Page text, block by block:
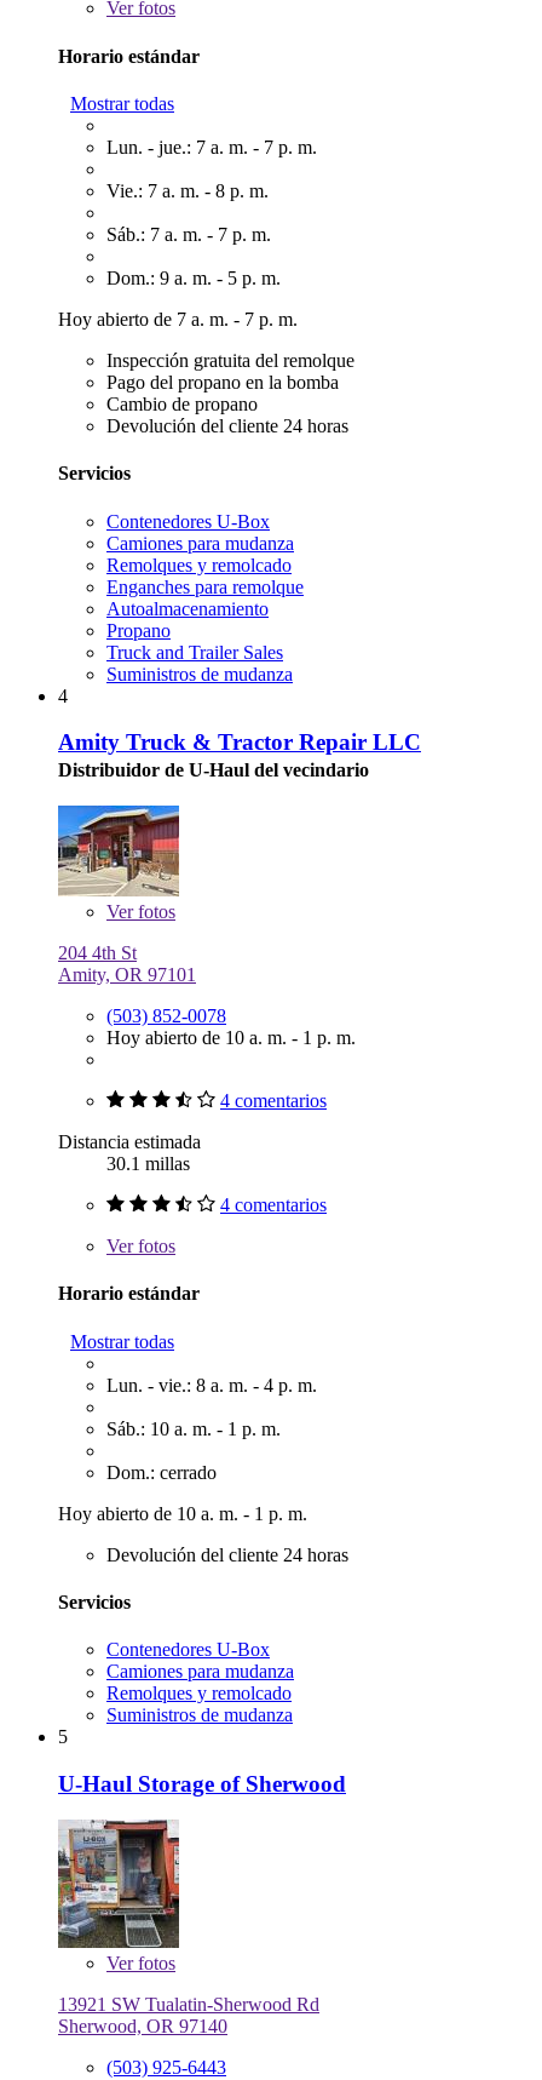
Verfotos
Horario estándar
Mostrar todas
Lun. - jue.: 7 a. m. - 7 p. m.
Vie.: 7 a. m. - 8 p. m.
Sáb.: 7 a. m. - 7 p. m.
Dom.: 9 a. m. - 5 p. m.
Hoy abierto de 7 a. m. - 7 p. m.
Inspección gratuita del remolque
Pago del propano en la bomba
Cambio de propano
Devolución del cliente 24 horas
Servicios
Contenedores U-Box
Camiones para mudanza
Remolques y remolcado
Enganches para remolque
Autoalmacenamiento
Propano
Truck and Trailer Sales
Suministros de mudanza
4
Amity Truck & Tractor Repair LLC
Distribuidor de U-Haul del vecindario
Verfotos
204 4th St
Amity, OR 97101
(503) 852-0078
Hoy abierto de 10 a. m. - 1 p. m.
4 comentarios
Distancia estimada
30.1 millas
4 comentarios
Verfotos
Horario estándar
Mostrar todas
Lun. - vie.: 8 a. m. - 4 p. m.
Sáb.: 10 a. m. - 1 p. m.
Dom.: cerrado
Hoy abierto de 10 a. m. - 1 p. m.
Devolución del cliente 24 horas
Servicios
Contenedores U-Box
Camiones para mudanza
Remolques y remolcado
Suministros de mudanza
5
U-Haul Storage of Sherwood
Verfotos
13921 SW Tualatin-Sherwood Rd
Sherwood, OR 97140
(503) 925-6443